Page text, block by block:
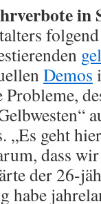
Demos
geht
dass
der 26-
habe